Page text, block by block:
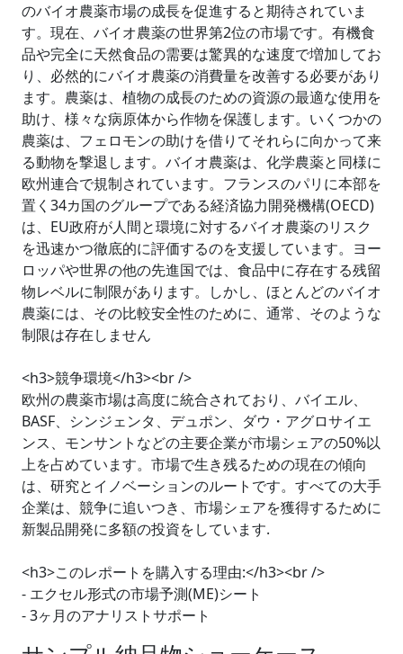
のバイオ農薬市場の成長を促進すると期待されていま
す。現在、バイオ農薬の世界第2位の市場です。有機食
品や完全に天然食品の需要は驚異的な速度で増加してお
り、必然的にバイオ農薬の消費量を改善する必要があり
ます。農薬は、植物の成長のための資源の最適な使用を
助け、様々な病原体から作物を保護します。いくつかの
農薬は、フェロモンの助けを借りてそれらに向かって来
る動物を撃退します。バイオ農薬は、化学農薬と同様に
欧州連合で規制されています。フランスのパリに本部を
置く34カ国のグループである経済協力開発機構(OECD)
は、EU政府が人間と環境に対するバイオ農薬のリスク
を迅速かつ徹底的に評価するのを支援しています。ヨー
ロッパや世界の他の先進国では、食品中に存在する残留
物レベルに制限があります。しかし、ほとんどのバイオ
農薬には、その比較安全性のために、通常、そのような
制限は存在しません
<h3>競争環境</h3><br />
欧州の農薬市場は高度に統合されており、バイエル、
BASF、シンジェンタ、デュポン、ダウ・アグロサイエ
ンス、モンサントなどの主要企業が市場シェアの50%以
上を占めています。市場で生き残るための現在の傾向
は、研究とイノベーションのルートです。すべての大手
企業は、競争に追いつき、市場シェアを獲得するために
新製品開発に多額の投資をしています.
<h3>このレポートを購入する理由:</h3><br />
- エクセル形式の市場予測(ME)シート
- 3ヶ月のアナリストサポート